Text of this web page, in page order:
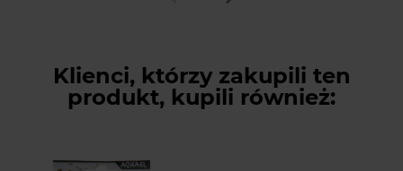
Klienci, którzy zakupili ten
produkt, kupili również: